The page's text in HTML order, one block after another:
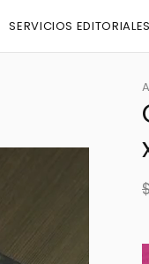
SERVICIOS EDITORIALES